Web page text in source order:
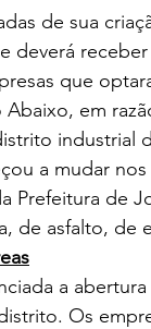
de sua
deverá
que
em
industrial
a mudar
Prefeitura de
de asfalto, de
a
Os